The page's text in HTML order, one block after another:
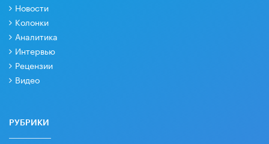
Новости
Колонки
Аналитика
Интервью
Рецензии
Видео
РУБРИКИ